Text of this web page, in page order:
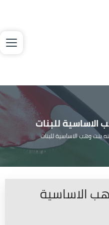
للبنات
بنت وهب الاساسية للبنات
الاساسية